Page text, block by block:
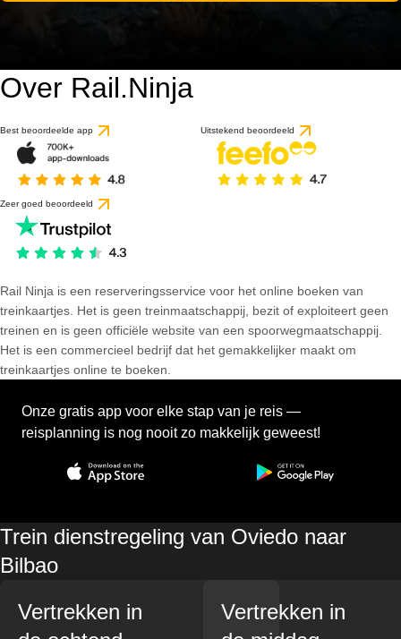
Over Rail.Ninja
Best beoordeelde app Uitstekend beoordeeld
Zeer goed beoordeeld
Rail Ninja is een reserveringsservice voor het online boeken van
treinkaartjes. Het is geen treinmaatschappij, bezit of exploiteert geen
treinen en is geen officiële website van een spoorwegmaatschappij.
Het is een commercieel bedrijf dat het gemakkelijker maakt om
treinkaartjes online te boeken.
Onze gratis app voor elke stap van je reis —
reisplanning is nog nooit zo makkelijk geweest!
Trein dienstregeling van Oviedo naar
Bilbao
Vertrekken in
Vertrekken in